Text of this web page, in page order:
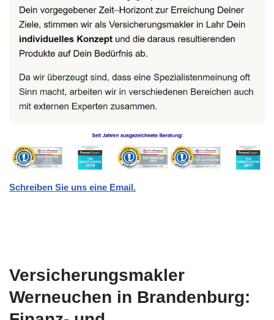
Schreiben Sie uns eine Email.
Versicherungsmakler
Werneuchen in Brandenburg: